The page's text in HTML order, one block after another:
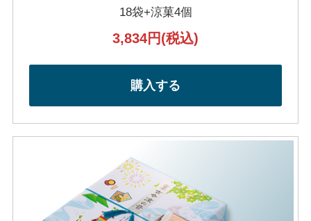
18袋+涼菓4個
3,834円(税込)
購入する